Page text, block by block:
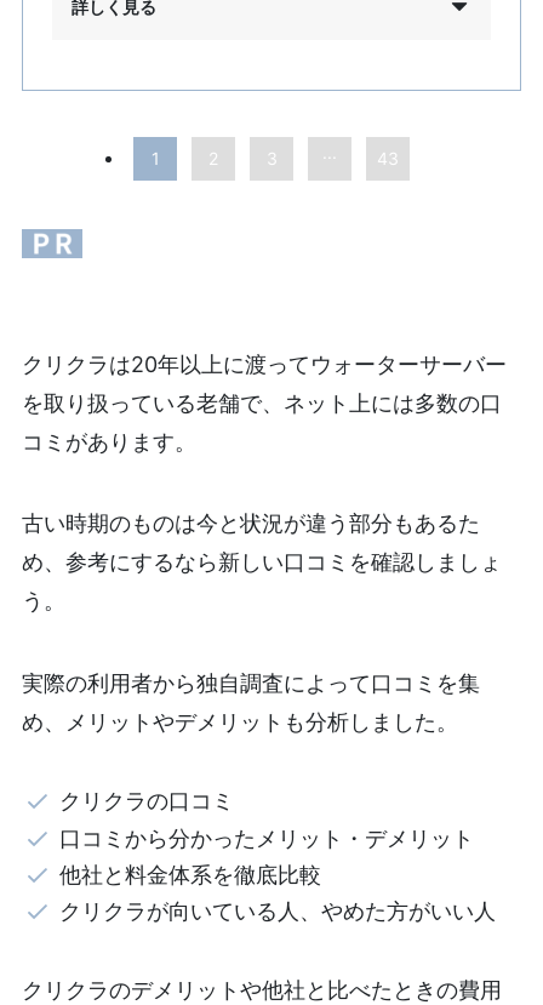
詳しく見る
1 2 3 43
クリクラは20年以上に渡ってウォーターサーバー
を取り扱っている老舗で、ネット上には多数の口
コミがあります。
古い時期のものは今と状況が違う部分もあるた
め、参考にするなら新しい口コミを確認しましょ
う。
実際の利用者から独自調査によって口コミを集
め、メリットやデメリットも分析しました。
クリクラの口コミ
口コミから分かったメリット・デメリット
他社と料金体系を徹底比較
クリクラが向いている人、やめた方がいい人
クリクラのデメリットや他社と比べたときの費用